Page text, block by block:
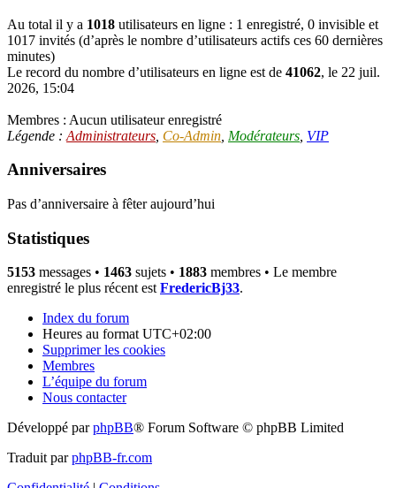
Au total il y a 1018 utilisateurs en ligne : 1 enregistré, 0 invisible et
1017 invités (d’après le nombre d’utilisateurs actifs ces 60 dernières
minutes)
Le record du nombre d’utilisateurs en ligne est de 41062, le 22 juil.
2026, 15:04
Membres : Aucun utilisateur enregistré
Légende : Administrateurs Co-Admin Modérateurs VIP
Anniversaires
Pas d’anniversaire à fêter aujourd’hui
Statistiques
5153 messages • 1463 sujets • 1883 membres • Le membre
enregistré le plus récent est FredericBj33.
Index du forum
Heures au format UTC+02:00
Supprimer les cookies
Membres
L’équipe du forum
Nous contacter
Développé parphpBB® Forum Software © phpBB Limited
Traduit parphpBB-fr.com